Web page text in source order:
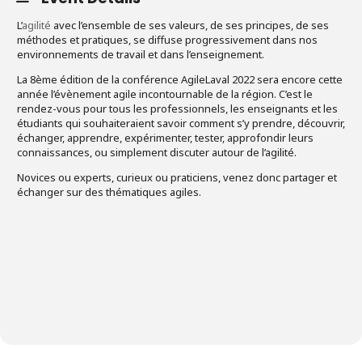
L’agilité avec l’ensemble de ses valeurs, de ses principes, de ses
méthodes et pratiques, se diffuse progressivement dans nos
environnements de travail et dans l’enseignement.
La 8ème édition de la conférence AgileLaval 2022 sera encore cette
année l’évènement agile incontournable de la région. C’est le
rendez-vous pour tous les professionnels, les enseignants et les
étudiants qui souhaiteraient savoir comment s’y prendre, découvrir,
échanger, apprendre, expérimenter, tester, approfondir leurs
connaissances, ou simplement discuter autour de l’agilité.
Novices ou experts, curieux ou praticiens, venez donc partager et
échanger sur des thématiques agiles.